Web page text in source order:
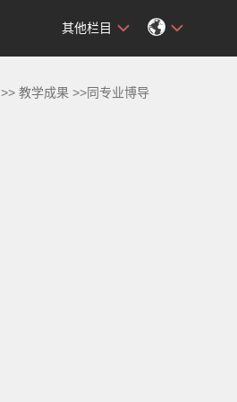
其他栏目
>>教学成果 >>同专业博导